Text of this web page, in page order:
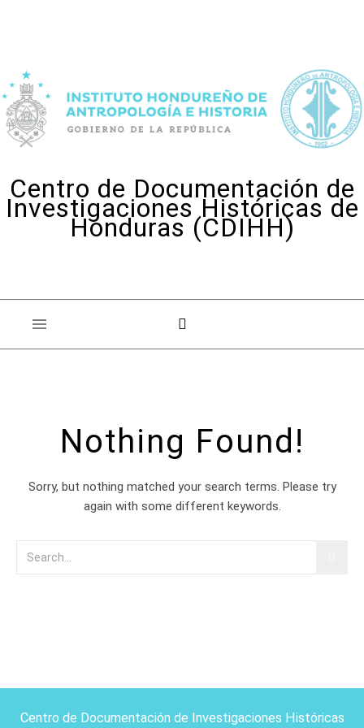
Centro de Documentación de
Investigaciones Históricas de
Honduras (CDIHH)
Nothing Found!
Sorry, but nothing matched your search terms. Please try
again with some different keywords.
Centro de Documentación de Investigaciones Históricas